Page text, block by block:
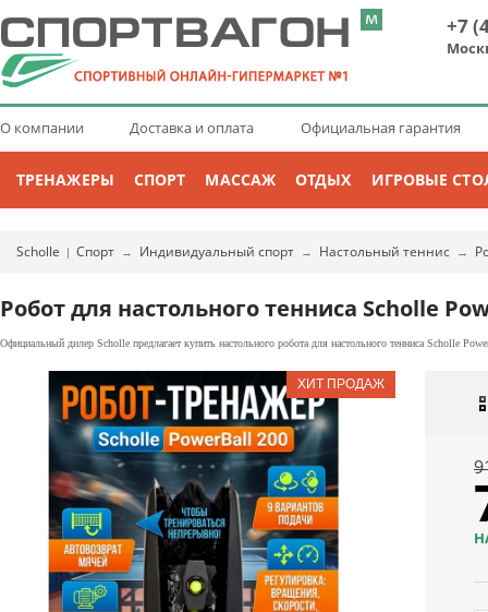
+7
О компании Доставка и оплата Официальная гарантия
ТРЕНАЖЕРЫ СПОРТ МАССАЖ ОТДЫХ ИГРОВЫЕ
Scholle | Спорт → Индивидуальный спорт → Настольный теннис →
Робот для настольного тенниса Scholle
Официальный дилер Scholle предлагает купить настольного робота для настольного тенниса Scholle